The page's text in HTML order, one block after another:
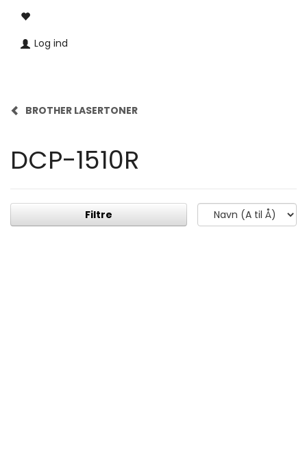
Log ind
BROTHER LASERTONER
DCP-1510R
Filtre